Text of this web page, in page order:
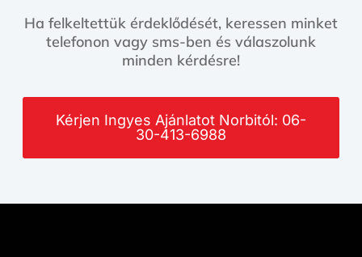
Ha felkeltettük érdeklődését, keressen minket
telefonon vagy sms-ben és válaszolunk
minden kérdésre!
Kérjen Ingyes Ajánlatot Norbitól: 06-
30-413-6988